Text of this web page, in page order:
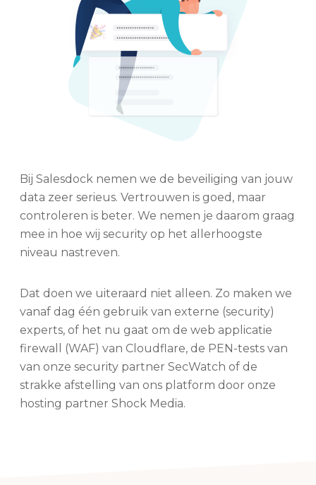
Bij Salesdock nemen we de beveiliging van jouw
data zeer serieus. Vertrouwen is goed, maar
controleren is beter. We nemen je daarom graag
mee in hoe wij security op het allerhoogste
niveau nastreven.
Dat doen we uiteraard niet alleen. Zo maken we
vanaf dag één gebruik van externe (security)
experts, of het nu gaat om de web applicatie
firewall (WAF) van Cloudflare, de PEN-tests van
van onze security partner SecWatch of de
strakke afstelling van ons platform door onze
hosting partner Shock Media.